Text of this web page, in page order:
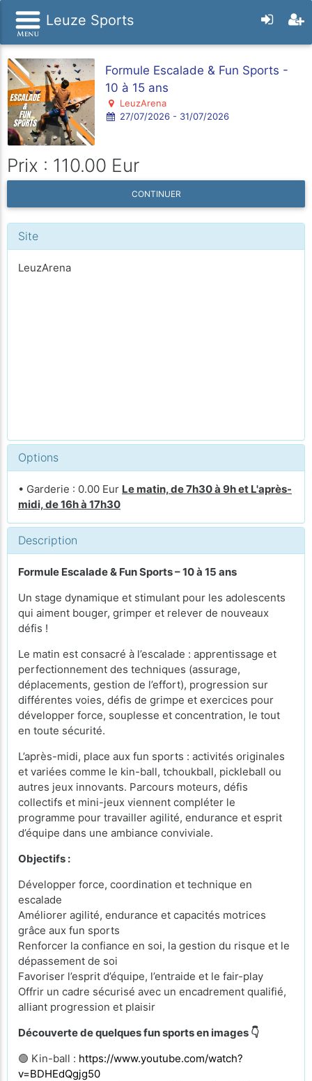
Leuze Sports
Formule Escalade & Fun Sports -
10 à 15 ans
LeuzArena
27/07/2026 - 31/07/2026
Prix : 110.00 Eur
CONTINUER
Site
LeuzArena
Options
• Garderie : 0.00 Eur Le matin, de 7h30 à 9h et L'après-
midi, de 16h à 17h30
Description
Formule Escalade & Fun Sports – 10 à 15 ans
Un stage dynamique et stimulant pour les adolescents
qui aiment bouger, grimper et relever de nouveaux
défis !
Le matin est consacré à l’escalade : apprentissage et
perfectionnement des techniques (assurage,
déplacements, gestion de l’effort), progression sur
différentes voies, défis de grimpe et exercices pour
développer force, souplesse et concentration, le tout
en toute sécurité.
L’après-midi, place aux fun sports : activités originales
et variées comme le kin-ball, tchoukball, pickleball ou
autres jeux innovants. Parcours moteurs, défis
collectifs et mini-jeux viennent compléter le
programme pour travailler agilité, endurance et esprit
d’équipe dans une ambiance conviviale.
Objectifs :
Développer force, coordination et technique en
escalade
Améliorer agilité, endurance et capacités motrices
grâce aux fun sports
Renforcer la confiance en soi, la gestion du risque et le
dépassement de soi
Favoriser l’esprit d’équipe, l’entraide et le fair-play
Offrir un cadre sécurisé avec un encadrement qualifié,
alliant progression et plaisir
Découverte de quelques fun sports en images 👇
🟢 Kin-ball : https://www.youtube.com/watch?
v=BDHEdQgjg50